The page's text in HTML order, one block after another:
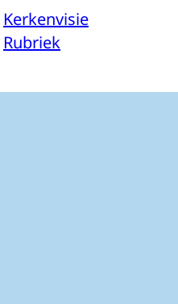
Kerkenvisie
Rubriek